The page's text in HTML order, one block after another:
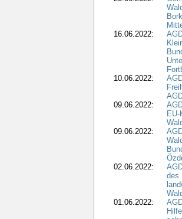
16.06.2022:
10.06.2022:
09.06.2022:
09.06.2022:
02.06.2022:
des
01.06.2022: